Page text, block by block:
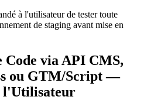
à l'utilisateur de tester toute
de staging avant mise en
Code via API CMS,
ou GTM/Script —
l'Utilisateur